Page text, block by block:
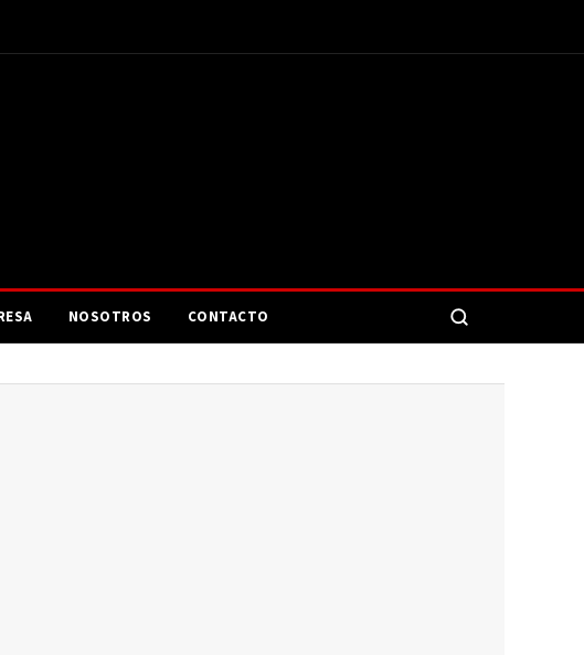
NOSOTROS CONTACTO